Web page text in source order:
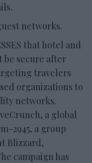
networks.
that hotel and
be secure after
travelers
organizations to
networks.
a global
2945, a group
Blizzard,
campaign has